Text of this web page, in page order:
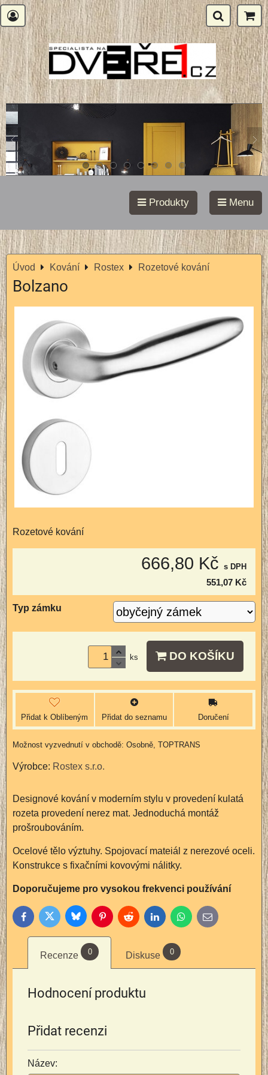
Produkty Menu
Úvod Kování Rostex Rozetové kování
Bolzano
Rozetové kování
666,80 Kč s DPH
551,07 Kč
Typ zámku
ks DO KOŠÍKU
Přidat k Oblíbeným Přidat do seznamu Doručení
Osobně, TOPTRANS
Výrobce: Rostex s.r.o.
Designové kování v moderním stylu v provedení kulatá
rozeta provedení nerez mat. Jednoduchá montáž
prošroubováním.
Ocelové tělo výztuhy. Spojovací mateiál z nerezové oceli.
Konstrukce s fixačními kovovými nálitky.
Doporučujeme pro vysokou frekvenci používání
FacebookTwitter BlueskyPinterestReddit LinkedInWhatsApp
E-
mail
Recenze 0 Diskuse 0
Hodnocení produktu
Přidat recenzi
Název: